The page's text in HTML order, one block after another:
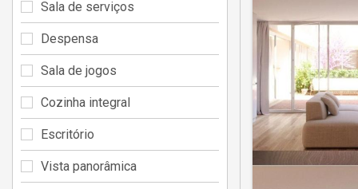
Sala de serviços
Despensa
Sala de jogos
Cozinha integral
Escritório
Vista panorâmica